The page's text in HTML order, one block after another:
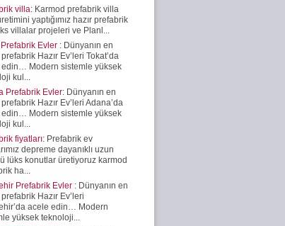
villa: Karmod prefabrik villa
yaptığımız hazır prefabrik
villalar projeleri ve Planl...
Evler : Dünyanın en
Hazır Ev’leri Tokat’da
Modern sistemle yüksek
kul...
Prefabrik Evler: Dünyanın en
Hazır Ev’leri Adana’da
Modern sistemle yüksek
kul...
fiyatları: Prefabrik ev
depreme dayanıklı uzun
lüks konutlar üretiyoruz karmod
ha...
Prefabrik Evler : Dünyanın en
Hazır Ev’leri
acele edin… Modern
yüksek teknoloji...